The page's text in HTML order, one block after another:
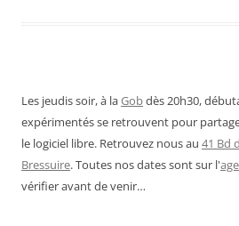
Les jeudis soir, à laGobdès 20h30,
expérimentés se retrouvent pour
le logiciel libre. Retrouvez nous au 41 Bd
Bressuire. Toutes nos dates sont sur l'
vérifier avant de venir…